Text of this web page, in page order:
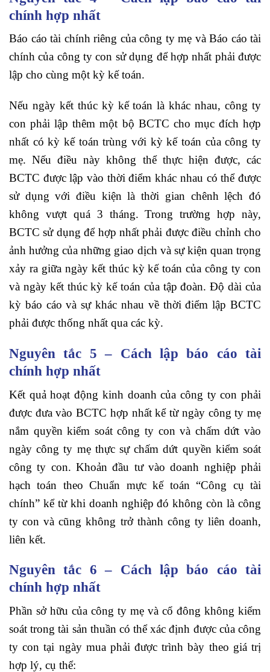
chính hợp nhất
Báo cáo tài chính riêng của công ty mẹ và Báo cáo tài
chính của công ty con sử dụng để hợp nhất phải được
lập cho cùng một kỳ kế toán.
Nếu ngày kết thúc kỳ kế toán là khác nhau, công ty
con phải lập thêm một bộ BCTC cho mục đích hợp
nhất có kỳ kế toán trùng với kỳ kế toán của công ty
mẹ. Nếu điều này không thể thực hiện được, các
BCTC được lập vào thời điểm khác nhau có thể được
sử dụng với điều kiện là thời gian chênh lệch đó
không vượt quá 3 tháng. Trong trường hợp này,
BCTC sử dụng để hợp nhất phải được điều chỉnh cho
ảnh hưởng của những giao dịch và sự kiện quan trọng
xảy ra giữa ngày kết thúc kỳ kế toán của công ty con
và ngày kết thúc kỳ kế toán của tập đoàn. Độ dài của
kỳ báo cáo và sự khác nhau về thời điểm lập BCTC
phải được thống nhất qua các kỳ.
Nguyên tắc 5 – Cách lập báo cáo tài
chính hợp nhất
Kết quả hoạt động kinh doanh của công ty con phải
được đưa vào BCTC hợp nhất kể từ ngày công ty mẹ
nắm quyền kiểm soát công ty con và chấm dứt vào
ngày công ty mẹ thực sự chấm dứt quyền kiểm soát
công ty con. Khoản đầu tư vào doanh nghiệp phải
hạch toán theo Chuẩn mực kế toán “Công cụ tài
chính” kể từ khi doanh nghiệp đó không còn là công
ty con và cũng không trở thành công ty liên doanh,
liên kết.
Nguyên tắc 6 – Cách lập báo cáo tài
chính hợp nhất
Phần sở hữu của công ty mẹ và cổ đông không kiểm
soát trong tài sản thuần có thể xác định được của công
ty con tại ngày mua phải được trình bày theo giá trị
hợp lý, cụ thể: